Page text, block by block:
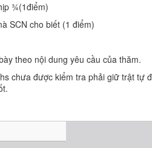
¾(1điểm)
SCN cho biết (1 điểm)
theo nội dung yêu cầu của thăm.
chưa được kiểm tra phải giữ trật tự